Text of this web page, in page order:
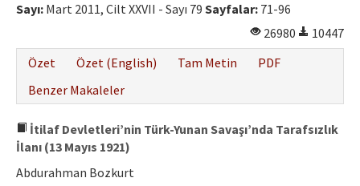
Sayı: Mart 2011, Cilt XXVII - Sayı 79 Sayfalar: 71-96
26980
10447
Özet
Özet (English) Tam Metin
PDF
Benzer Makaleler
İtilaf Devletleri’nin Türk-Yunan Savaşı’nda Tarafsızlık
İlanı (13 Mayıs 1921)
Abdurahman Bozkurt